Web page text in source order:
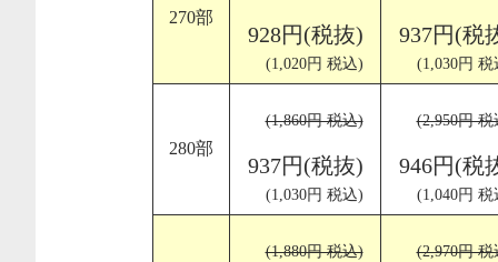
270部
928円(税抜)
(1,020円 税込)
937円(税
(1,030円 税
280部
(1,860円 税込)
937円(税抜)
(1,030円 税込)
(2,950円 税
946円(税
(1,040円 税
(1,880円 税込) (2,970円 税